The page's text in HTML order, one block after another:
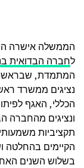
לחברה הבדואית
המתמדת, שבראשה
נציגים ממשרד
הכללי, האגף
ונציגים מהחברה
תקציביות
הקיימים בהחלטה
בשלוש השנים